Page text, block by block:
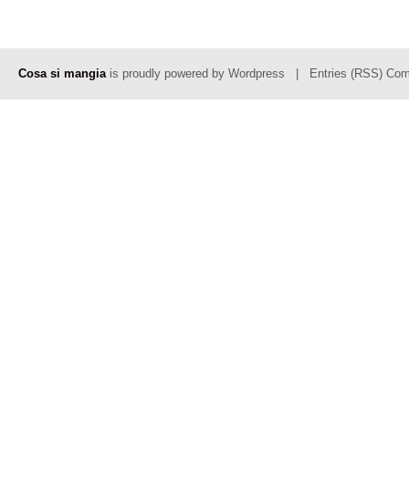
Cosa si mangiais proudly powered by Wordpress Entries (RSS)